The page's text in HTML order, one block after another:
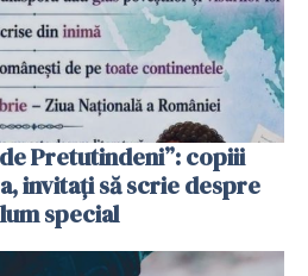
Pretutindeni”: copiii
invitați să scrie despre
special